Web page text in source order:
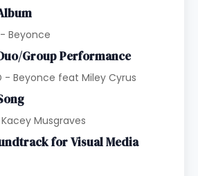
Beyonce
Group Performance
- Beyonce feat Miley Cyrus
Musgraves
for Visual Media